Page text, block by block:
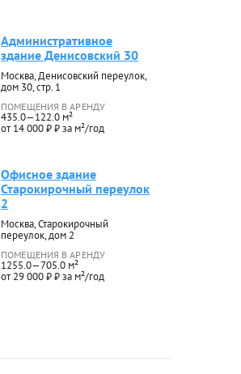
Административное
здание Денисовский 30
Москва, Денисовский переулок,
дом 30, стр. 1
ПОМЕЩЕНИЯ В АРЕНДУ
435.0—122.0 м²
от 14 000 ₽ ₽ за м²/год
Офисное здание
Старокирочный переулок
2
Москва, Старокирочный
переулок, дом 2
ПОМЕЩЕНИЯ В АРЕНДУ
1255.0—705.0 м²
от 29 000 ₽ ₽ за м²/год